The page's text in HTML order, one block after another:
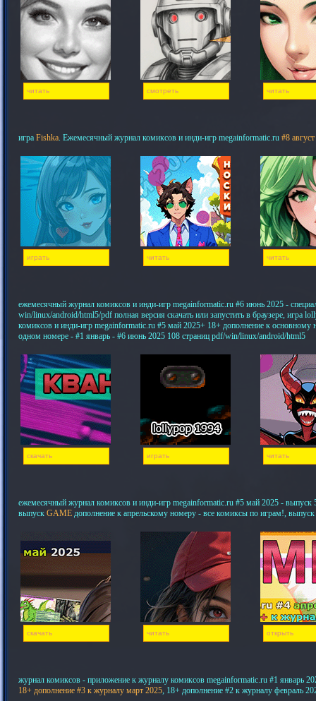
читать смотреть читать
игра Fishka. Ежемесячный журнал комиксов и инди-игр megainformatic.ru #8
играть читать читать
ежемесячный журнал комиксов и инди-игр megainformatic.ru #6 июнь 2025 -
win/linux/android/html5/pdf полная версия скачать или запустить в браузере, игра
комиксов и инди-игр megainformatic.ru #5 май 2025+ 18+ дополнение к основному
одном номере - #1 январь - #6 июнь 2025 108 страниц pdf/win/linux/android/html5
скачать играть читать
ежемесячный журнал комиксов и инди-игр megainformatic.ru #5 май 2025 - выпуск
выпуск GAME дополнение к апрельскому номеру - все комиксы по играм!,
скачать читать открыть
журнал комиксов - приложение к журналу комиксов megainformatic.ru #1 январь
18+ дополнение #3 к журналу март 2025, 18+ дополнение #2 к журналу февраль